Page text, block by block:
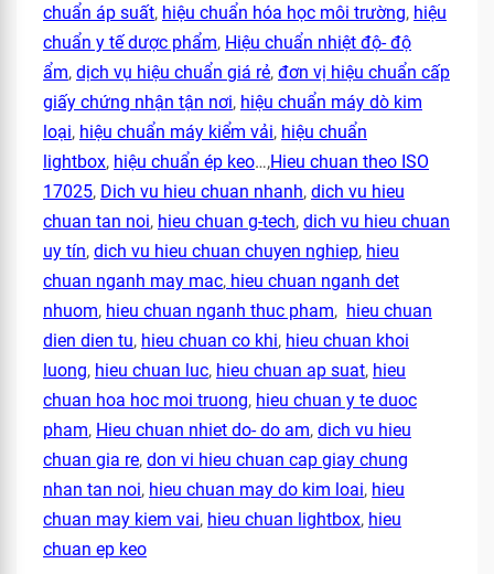
chuẩn áp suất, hiệu chuẩn hóa học môi trường, hiệu
chuẩn y tế dược phẩm, Hiệu chuẩn nhiệt độ- độ
ẩm, dịch vụ hiệu chuẩn giá rẻ, đơn vị hiệu chuẩn cấp
giấy chứng nhận tận nơi, hiệu chuẩn máy dò kim
loại, hiệu chuẩn máy kiểm vải, hiệu chuẩn
lightbox, hiệu chuẩn ép keo…,Hieu chuan theo ISO
17025, Dich vu hieu chuan nhanh, dich vu hieu
chuan tan noi, hieu chuan g-tech, dich vu hieu chuan
uy tín, dich vu hieu chuan chuyen nghiep, hieu
chuan nganh may mac, hieu chuan nganh det
nhuom, hieu chuan nganh thuc pham, hieu chuan
dien dien tu, hieu chuan co khi, hieu chuan khoi
luong, hieu chuan luc, hieu chuan ap suat, hieu
chuan hoa hoc moi truong, hieu chuan y te duoc
pham, Hieu chuan nhiet do- do am, dich vu hieu
chuan gia re, don vi hieu chuan cap giay chung
nhan tan noi, hieu chuan may do kim loai, hieu
chuan may kiem vai, hieu chuan lightbox, hieu
chuan ep keo